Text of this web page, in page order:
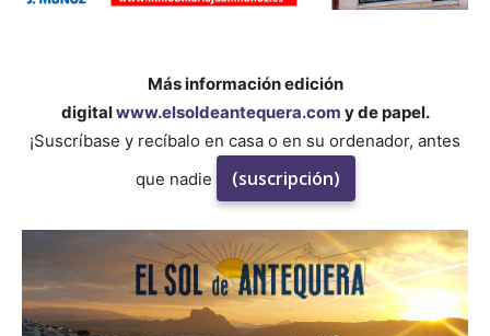
Más información edición
digitalwww.elsoldeantequera.com y de papel.
¡Suscríbase y recíbalo en casa o en su ordenador, antes
que nadie
(suscripción)